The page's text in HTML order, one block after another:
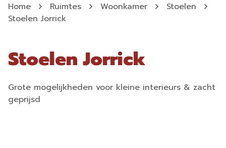
Home Ruimtes Woonkamer
Stoelen
Stoelen Jorrick
Stoelen Jorrick
Grote mogelijkheden voor kleine interieurs & zacht
geprijsd